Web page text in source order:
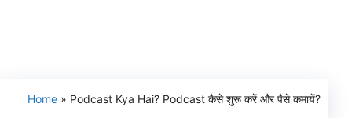
Home » Podcast Kya Hai? Podcast कैसे शुरू करें और पैसे कमायें?